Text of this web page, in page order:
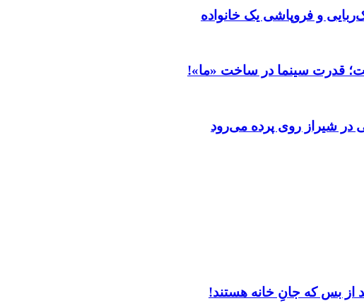
و فروپاشی یک خانواده
قدرت سینما در ساخت «ما»!
در شیراز روی پرده می‌رود
از بس که جانِ خانه هستند!